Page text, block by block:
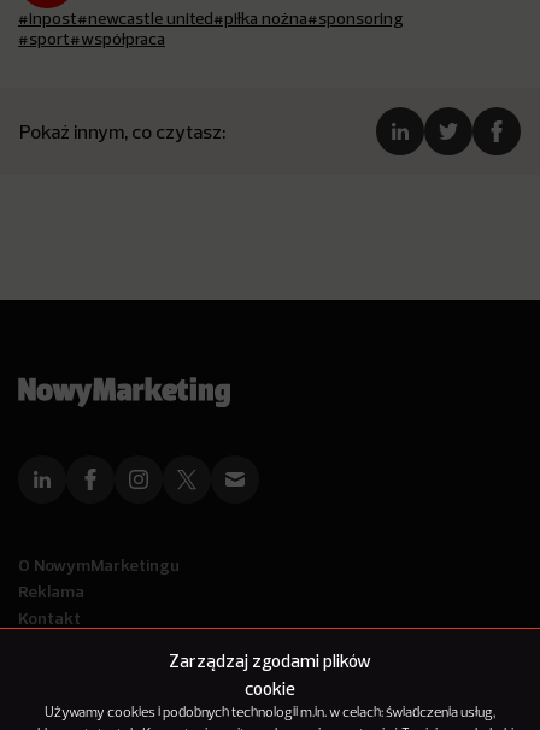
Zarządzaj zgodami plików
cookie
Używamy cookies i podobnych technologii m.in. w celach: świadczenia usług,
#inpost#newcastle united#piłka nożna#sponsoring
#sport#współpraca
Pokaż innym, co czytasz:
O NowymMarketingu
Reklama
Kontakt